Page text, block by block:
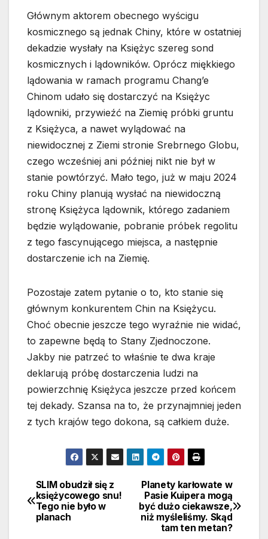
Głównym aktorem obecnego wyścigu
kosmicznego są jednak Chiny, które w ostatniej
dekadzie wysłały na Księżyc szereg sond
kosmicznych i lądowników. Oprócz miękkiego
lądowania w ramach programu Chang’e
Chinom udało się dostarczyć na Księżyc
lądowniki, przywieźć na Ziemię próbki gruntu
z Księżyca, a nawet wylądować na
niewidocznej z Ziemi stronie Srebrnego Globu,
czego wcześniej ani później nikt nie był w
stanie powtórzyć. Mało tego, już w maju 2024
roku Chiny planują wysłać na niewidoczną
stronę Księżyca lądownik, którego zadaniem
będzie wylądowanie, pobranie próbek regolitu
z tego fascynującego miejsca, a następnie
dostarczenie ich na Ziemię.
Pozostaje zatem pytanie o to, kto stanie się
głównym konkurentem Chin na Księżycu.
Choć obecnie jeszcze tego wyraźnie nie widać,
to zapewne będą to Stany Zjednoczone.
Jakby nie patrzeć to właśnie te dwa kraje
deklarują próbę dostarczenia ludzi na
powierzchnię Księżyca jeszcze przed końcem
tej dekady. Szansa na to, że przynajmniej jeden
z tych krajów tego dokona, są całkiem duże.
Nawigacja
wpisu
Planety karłowate w
Pasie Kuipera mogą
być dużo ciekawsze,
niż myśleliśmy. Skąd
tam ten metan?
SLIM obudził się z
księżycowego snu!
Tego nie było w
planach